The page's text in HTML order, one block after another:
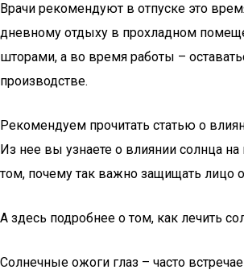
Врачи рекомендуют в отпуске это
дневному отдыху в прохладном
шторами, а во время работы –
производстве.
Рекомендуем прочитать статью о
Из нее вы узнаете о влиянии солнца
том, почему так важно защищать лицо
А здесь подробнее о том, как лечить
Солнечные ожоги глаз – часто